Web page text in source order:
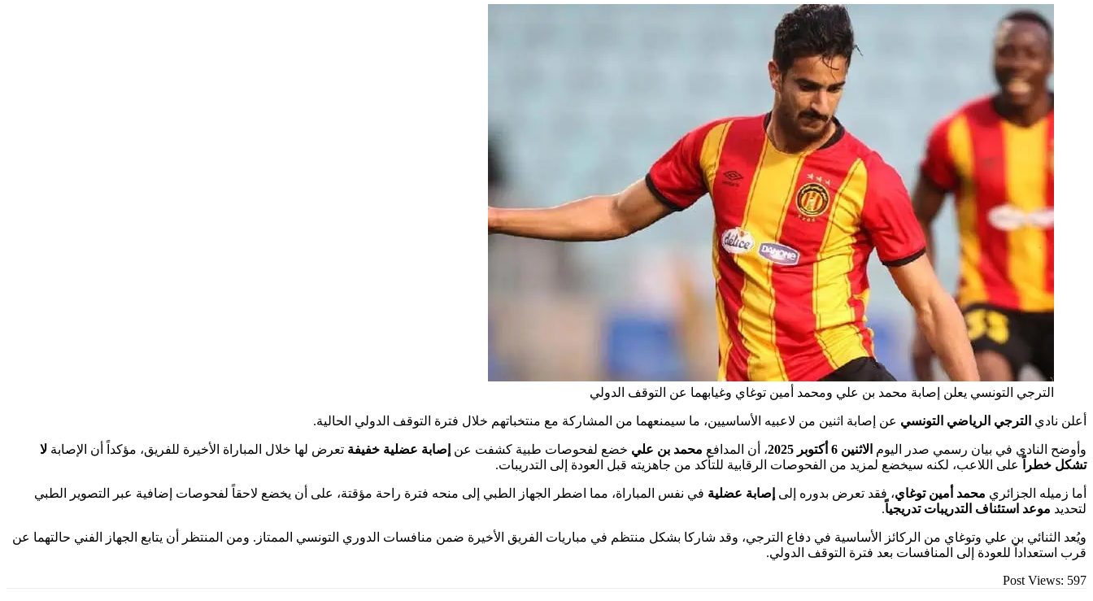
الترجي التونسي يعلن إصابة محمد بن علي ومحمد أمين توغاي وغيابهما عن التوقف الدولي
أعلن نادي الترجي الرياضي التونسي عن إصابة اثنين من لاعبيه الأساسيين، ما سيمنعهما من المشاركة مع منتخباتهم خلال فترة التوقف الدولي الحالية.
وأوضح النادي في بيان رسمي صدر اليوم الاثنين 6 أكتوبر 2025 ، أن المدافع محمد بن علي خضع لفحوصات طبية كشفت عن إصابة عضلية خفيفة تعرض لها خلال المباراة الأخيرة للفريق، مؤكداً أن الإصابة لا
تشكل خطراً
على اللاعب، لكنه سيخضع لمزيد من الفحوصات الرقابية للتأكد من جاهزيته قبل العودة إلى التدريبات.
أما زميله الجزائري محمد أمين توغاي، فقد تعرض بدوره إلى إصابة عضلية في نفس المباراة، مما اضطر الجهاز الطبي إلى منحه فترة راحة مؤقتة، على أن يخضع لاحقاً لفحوصات إضافية عبر التصوير الطبي
لتحديد موعد استئناف التدريبات تدريجياً.
ويُعد الثنائي بن علي وتوغاي من الركائز الأساسية في دفاع الترجي، وقد شاركا بشكل منتظم في مباريات الفريق الأخيرة ضمن منافسات الدوري التونسي الممتاز. ومن المنتظر أن يتابع الجهاز الفني حالتهما عن
قرب استعداداً للعودة إلى المنافسات بعد فترة التوقف الدولي.
Post Views: 597